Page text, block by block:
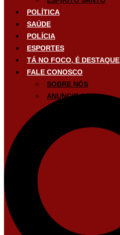
POLÍTICA
SAÚDE
POLÍCIA
ESPORTES
TÁ NO FOCO, É DESTAQUE
FALE CONOSCO
SOBRE NÓS
ANUNCIE AQUI